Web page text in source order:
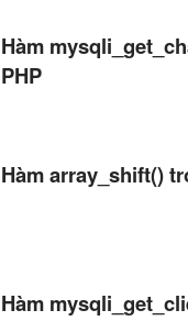
Hàm
PHP
Hàm array_shift()
Hàm